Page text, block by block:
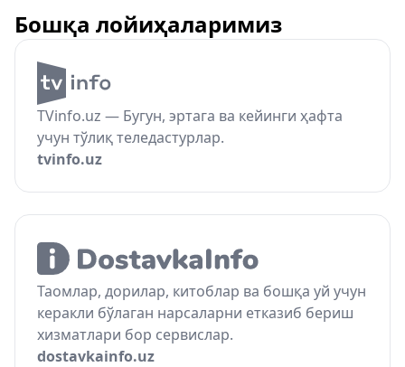
Бошқа лойиҳаларимиз
TVinfo.uz — Бугун, эртага ва кейинги ҳафта
учун тўлиқ теледастурлар.
tvinfo.uz
Таомлар, дорилар, китоблар ва бошқа уй учун
керакли бўлаган нарсаларни етказиб бериш
хизматлари бор сервислар.
dostavkainfo.uz